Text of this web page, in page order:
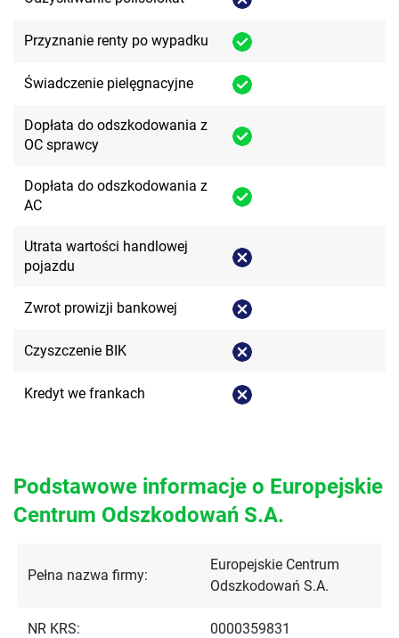
Przyznanie renty po wypadku
Świadczenie pielęgnacyjne
Dopłata do odszkodowania z
OC sprawcy
Dopłata do odszkodowania z
AC
Utrata wartości handlowej
pojazdu
Zwrot prowizji bankowej
Czyszczenie BIK
Kredyt we frankach
Podstawowe informacje o Europejskie
Centrum Odszkodowań S.A.
Pełna nazwa firmy:
Europejskie Centrum
Odszkodowań S.A.
NR KRS: 0000359831